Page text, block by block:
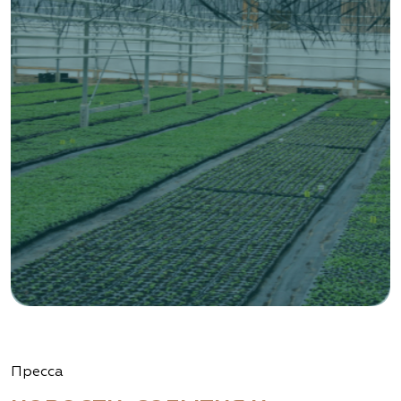
Тульская область, Венёвский р-н, село
Борщевое, улица Лесная, д. 13
8 963 224 87 99
https://www.venev1.ru/
«ВЕНЕВ» питомник растений
Тульская область, Венёвский р-н, село
Борщевое, улица Лесная, д. 13
8 963 224 87 99
https://www.venev1.ru/
Пресса